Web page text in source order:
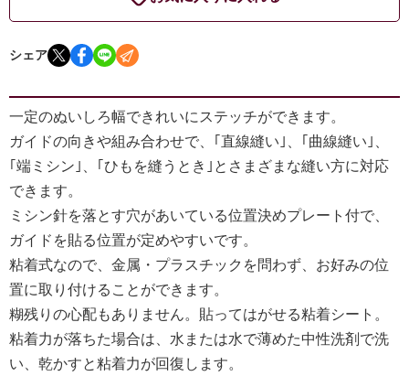
シェア
一定のぬいしろ幅できれいにステッチができます。
ガイドの向きや組み合わせで、｢直線縫い｣、｢曲線縫い｣、
｢端ミシン｣、｢ひもを縫うとき｣とさまざまな縫い方に対応
できます。
ミシン針を落とす穴があいている位置決めプレート付で、
ガイドを貼る位置が定めやすいです。
粘着式なので、金属・プラスチックを問わず、お好みの位
置に取り付けることができます。
糊残りの心配もありません。貼ってはがせる粘着シート。
粘着力が落ちた場合は、水または水で薄めた中性洗剤で洗
い、乾かすと粘着力が回復します。